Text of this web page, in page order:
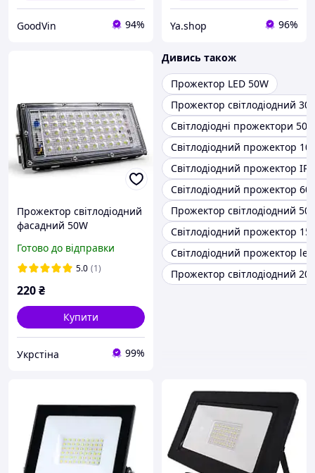
GoodVin 94% Ya.shop 96%
Прожектор світлодіодний
фасадний 50W
Готово до відправки
5.0 (1)
220₴
Купити
Укрстіна 99%
Дивись також
Прожектор LED 50W
Прожектор світлодіодний 30
Світлодіодні прожектори 50
Світлодіодний прожектор
Світлодіодний прожектор
Світлодіодний прожектор 60
Прожектор світлодіодний
Світлодіодний прожектор
Світлодіодний прожектор
Прожектор світлодіодний 20